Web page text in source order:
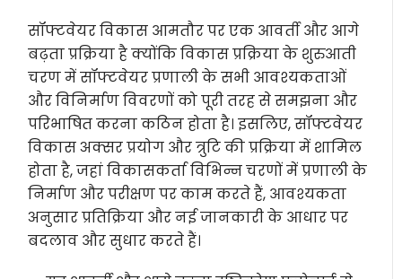
सॉफ्टवेयर विकास आमतौर पर एक आवर्ती और आगे
बढ़ता प्रक्रिया है क्योंकि विकास प्रक्रिया के शुरुआती
चरण में सॉफ्टवेयर प्रणाली के सभी आवश्यकताओं
और विनिर्माण विवरणों को पूरी तरह से समझना और
परिभाषित करना कठिन होता है। इसलिए, सॉफ्टवेयर
विकास अक्सर प्रयोग और त्रुटि की प्रक्रिया में शामिल
होता है, जहां विकासकर्ता विभिन्न चरणों में प्रणाली के
निर्माण और परीक्षण पर काम करते हैं, आवश्यकता
अनुसार प्रतिक्रिया और नई जानकारी के आधार पर
बदलाव और सुधार करते हैं।